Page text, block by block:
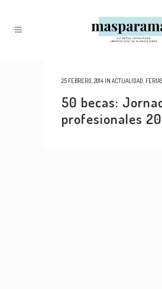
25 FEBRERO, 2014 IN ACTUALIDAD FERIAS
50 becas:
profesionales